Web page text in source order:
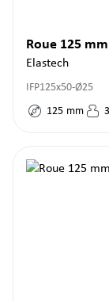
Roue 125 mm
Elastech
IFP125x50-Ø25
125 mm